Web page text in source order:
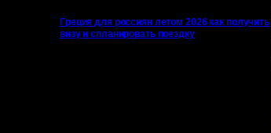
Греция для россиян летом 2026 как получить
визу и спланировать поездку